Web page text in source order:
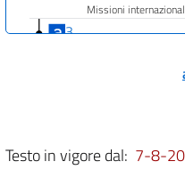
Missioni
3
Testo in vigore dal: 7-8-